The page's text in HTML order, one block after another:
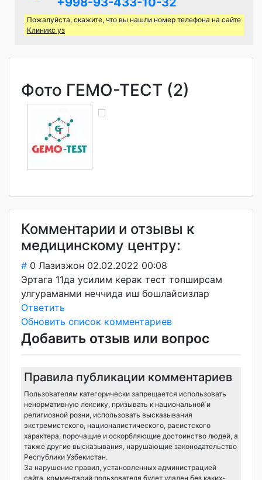
Пожалуйста, скажите, что вы нашли номер телефона на сайте
Клиникс уз
Фото ГЕМО-ТЕСТ (2)
Комментарии и отзывы к
медицинскому центру:
# 0 Лазизжон 02.02.2022 00:08
Эртага 11да усилим керак тест топширсам
улгураманми неччида иш бошлайсизлар
Ответить
Обновить список комментариев
Добавить отзыв или вопрос
Правила публикации комментариев
Пользователям категорически запрещается использовать
ненормативную лексику, призывать к национальной и
религиозной розни, использовать высказывания
экстремистского, националистического, расистского
характера, порочащие и оскорбляющие достоинство людей, а
также другие высказывания, нарушающие законодательство
Республики Узбекистан.
За нарушение правил, установленных администрацией
сайта, комментарий пользователя будет удален без каких-